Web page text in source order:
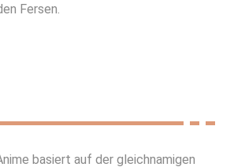
Fersen.
basiert auf der gleichnamigen